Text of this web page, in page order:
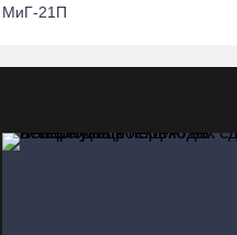
МиГ‑21П